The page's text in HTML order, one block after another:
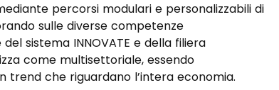
percorsi modulari e personalizzabili di
sulle diverse competenze
sistema INNOVATE e della filiera
come multisettoriale, essendo
trend che riguardano l’intera economia.